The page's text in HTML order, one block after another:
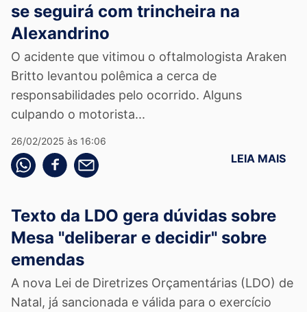
se seguirá com trincheira na
Alexandrino
O acidente que vitimou o oftalmologista Araken
Britto levantou polêmica a cerca de
responsabilidades pelo ocorrido. Alguns
culpando o motorista...
26/02/2025 às 16:06
Compartilhe pelo whatsapp
Compartilhar no facebook
Compartilhe pelo email LEIA MAIS
Texto da LDO gera dúvidas sobre
Mesa "deliberar e decidir" sobre
emendas
A nova Lei de Diretrizes Orçamentárias (LDO) de
Natal, já sancionada e válida para o exercício